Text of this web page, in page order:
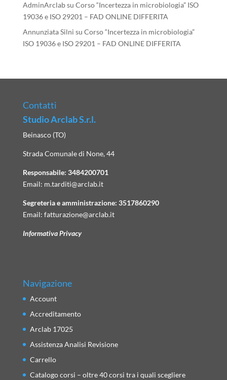
AdminArclabsu Corso “Incertezza in microbiologia” ISO
19036 e ISO 29201 – FAD ONLINE DIFFERITA
Annunziata Silni su Corso “Incertezza in microbiologia”
ISO 19036 e ISO 29201 – FAD ONLINE DIFFERITA
Contatti
Studio Arclab S.r.l.
Beinasco (TO)
Strada Comunale di None, 44
Responsabile: 3484200701
Email: m.tarditi@arclab.it
Segreteria e amministrazione: 3517860290
Email: fatturazione@arclab.it
Informativa Privacy
Navigazione
Account
Accreditamento
Arclab 17025
Assistenza Analisi Revisione
Carrello
Catalogo corsi – oltre 40 corsi tra i quali scegliere